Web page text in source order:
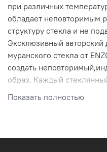
при различных
обладает неповторимым
структуру стекла и не
Эксклюзивный авторский
муранского стекла от
создать
образ. Каждый
Показать полностью